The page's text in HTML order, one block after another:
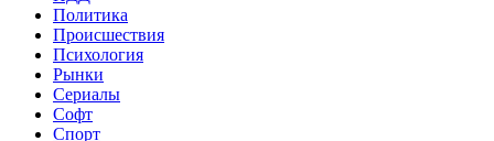
Политика
Происшествия
Психология
Рынки
Сериалы
Софт
Спорт